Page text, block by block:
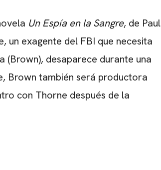
Un Espía en la Sangre, de Paul
exagente del FBI que necesita
(Brown), desaparece durante una
Brown también será productora
con Thorne después de la